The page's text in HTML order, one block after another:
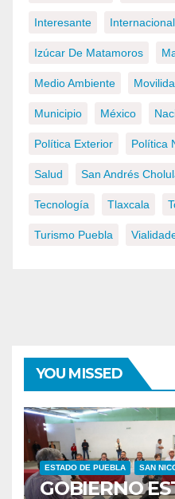
Interesante
Izúcar De Matamoros
Medio Ambiente
Municipio México
Política Exterior Política
Salud San Andrés
Tecnología Tlaxcala
Turismo Puebla
YOU MISSED
ESTADO DE PUEBLA SAN
GOBIERNO